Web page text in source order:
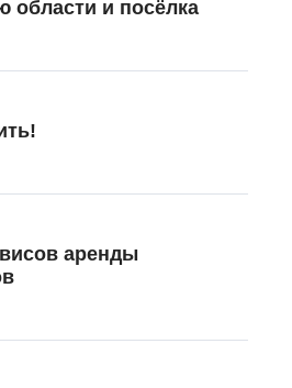
области и посёлка
аренды